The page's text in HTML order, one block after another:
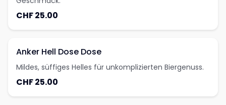
CHF 25.00
Anker Hell Dose Dose
Mildes, süffiges Helles für unkomplizierten Biergenuss.
CHF 25.00